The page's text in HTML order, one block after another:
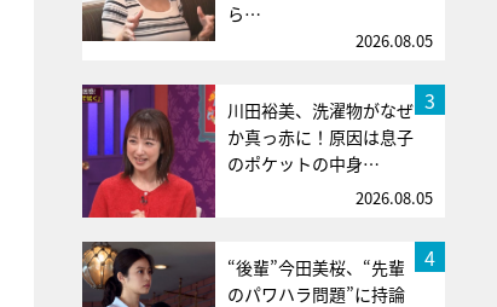
ら…
2026.08.05
3
川田裕美、洗濯物がなぜ
か真っ赤に！原因は息子
のポケットの中身…
2026.08.05
4
“後輩”今田美桜、“先輩
のパワハラ問題”に持論